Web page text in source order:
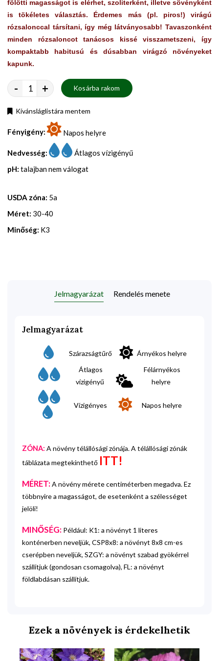
fölötti magasságot is elérhet, szoliterként, illetve sövényként
is tökéletes választás. Érdemes más (pl. piros!) virágú
rózsalonccal társítani, így még látványosabb! Tavaszonként
minden rózsaloncot tanácsos kissé visszametszeni, így
kompaktabb habitusú és dúsabban virágzó növényeket
kapunk.
- + Kosárba rakom
Kívánsláglistára mentem
Fényigény: Napos helyre
Nedvesség:
Átlagos vízigényű
pH: talajban nem válogat
USDA zóna: 5a
Méret: 30-40
Minőség: K3
Jelmagyarázat Rendelés menete
Jelmagyarázat
Szárazságtűrő
Árnyékos helyre
Átlagos
vízigényű
Félárnyékos
helyre
Vízigényes Napos helyre
ZÓNA: A növény télállósági zónája. A télállósági zónák
táblázata megtekinthető ITT!
MÉRET:A növény mérete centiméterben megadva. Ez
többnyire a magasságot, de esetenként a szélességet
jelöli!
MINŐSÉG: Például: K1: a növényt 1 literes
konténerben neveljük, CSP8x8: a növényt 8x8 cm-es
cserépben neveljük, SZGY: a növényt szabad gyökérrel
szállítjuk (gondosan csomagolva), FL: a növényt
földlabdásan szállítjuk.
Ezek a növények is érdekelhetik